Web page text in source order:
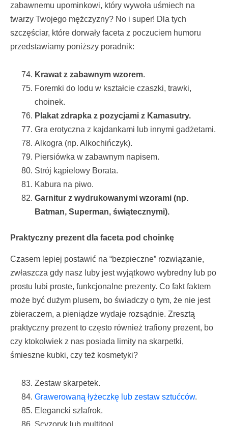
zabawnemu upominkowi, który wywoła uśmiech na
twarzy Twojego mężczyzny? No i super! Dla tych
szczęściar, które dorwały faceta z poczuciem humoru
przedstawiamy poniższy poradnik:
Krawat z zabawnym wzorem.
Foremki do lodu w kształcie czaszki, trawki,
choinek.
Plakat zdrapka z pozycjami z Kamasutry.
Gra erotyczna z kajdankami lub innymi gadżetami.
Alkogra (np. Alkochińczyk).
Piersiówka w zabawnym napisem.
Strój kąpielowy Borata.
Kabura na piwo.
Garnitur z wydrukowanymi wzorami (np.
Batman, Superman, świątecznymi).
Praktyczny prezent dla faceta pod choinkę
Czasem lepiej postawić na “bezpieczne” rozwiązanie,
zwłaszcza gdy nasz luby jest wyjątkowo wybredny lub po
prostu lubi proste, funkcjonalne prezenty. Co fakt faktem
może być dużym plusem, bo świadczy o tym, że nie jest
zbieraczem, a pieniądze wydaje rozsądnie. Zresztą
praktyczny prezent to często również trafiony prezent, bo
czy ktokolwiek z nas posiada limity na skarpetki,
śmieszne kubki, czy też kosmetyki?
Zestaw skarpetek.
Grawerowaną łyżeczkę lub zestaw sztućców.
Elegancki szlafrok.
Scyzoryk lub multitool.